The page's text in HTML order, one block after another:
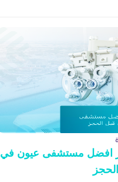
افضل مستشفى عيون في